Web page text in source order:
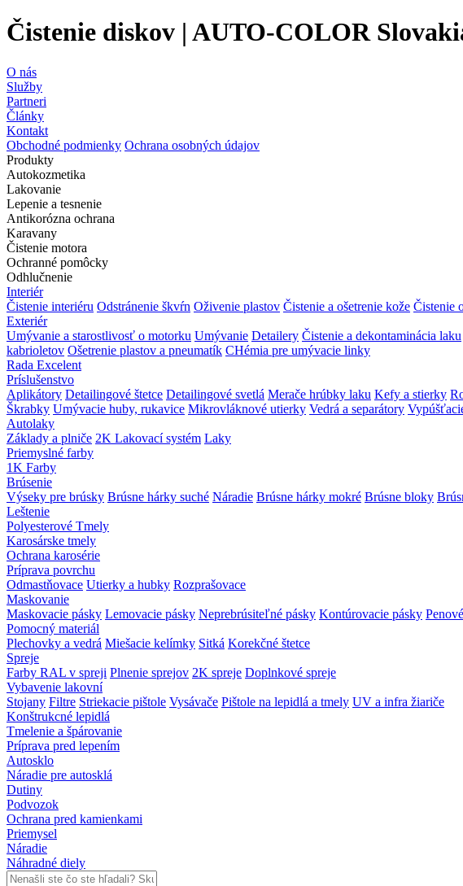
Čistenie diskov | AUTO-COLOR
O nás
Služby
Partneri
Články
Kontakt
Obchodné podmienky Ochrana osobných údajov
Produkty
Autokozmetika
Lakovanie
Lepenie a tesnenie
Antikorózna ochrana
Karavany
Čistenie motora
Ochranné pomôcky
Odhlučnenie
Interiér
Čistenie interiéru Odstránenie škvŕn Oživenie plastov Čistenie a ošetrenie kože Čistenie
Exteriér
Umývanie a starostlivosť o motorku Umývanie Detailery Čistenie a dekontaminácia laku
kabrioletov Ošetrenie plastov a pneumatík CHémia pre umývacie linky
Rada Excelent
Príslušenstvo
Aplikátory Detailingové štetce Detailingové svetlá Merače hrúbky laku Kefy a stierky
Škrabky Umývacie huby, rukavice Mikrovláknové utierky Vedrá a separátory
Autolaky
Základy a plniče 2K Lakovací systém Laky
Priemyslné farby
1K Farby
Brúsenie
Výseky pre brúsky Brúsne hárky suché Náradie Brúsne hárky mokré Brúsne bloky
Leštenie
Polyesterové Tmely
Karosárske tmely
Ochrana karosérie
Príprava povrchu
Odmastňovace Utierky a hubky Rozprašovace
Maskovanie
Maskovacie pásky Lemovacie pásky Neprebrúsiteľné pásky Kontúrovacie pásky
Pomocný materiál
Plechovky a vedrá Miešacie kelímky Sitká Korekčné štetce
Spreje
Farby RAL v spreji Plnenie sprejov 2K spreje Doplnkové spreje
Vybavenie lakovní
Stojany Filtre Striekacie pištole Vysávače Pištole na lepidlá a tmely UV a infra žiariče
Konštrukcné lepidlá
Tmelenie a špárovanie
Príprava pred lepením
Autosklo
Náradie pre autosklá
Dutiny
Podvozok
Ochrana pred kamienkami
Priemysel
Náradie
Náhradné diely